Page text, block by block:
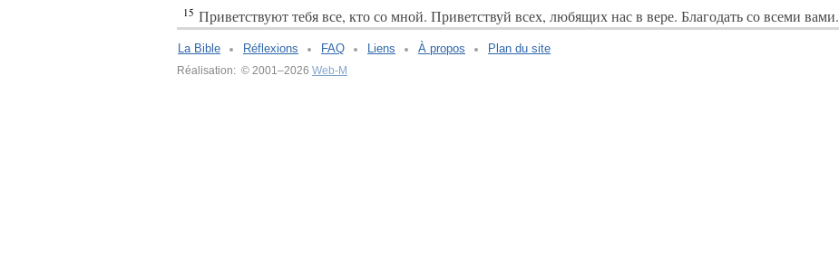
15 Приветствуют тебя все, кто со мной. Приветствуй всех, любящих нас в вере. Благодать со всеми вами.
La Bible Réflexions FAQ Liens À propos Plan du site
Réalisation: © 2001–2026 Web-M